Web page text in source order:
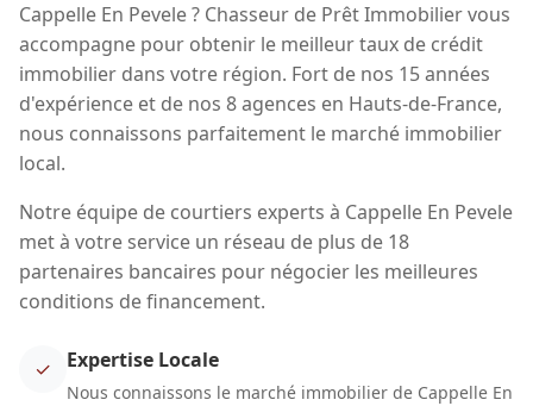
Cappelle En Pevele ? Chasseur de Prêt Immobilier vous
accompagne pour obtenir le meilleur taux de crédit
immobilier dans votre région. Fort de nos 15 années
d'expérience et de nos 8 agences en Hauts-de-France,
nous connaissons parfaitement le marché immobilier
local.
Notre équipe de courtiers experts à Cappelle En Pevele
met à votre service un réseau de plus de 18
partenaires bancaires pour négocier les meilleures
conditions de financement.
✓ Expertise Locale
Nous connaissons le marché immobilier de Cappelle En